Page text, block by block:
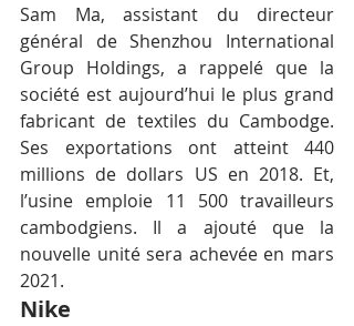
Sam Ma, assistant du directeur
général de Shenzhou International
Group Holdings, a rappelé que la
société est aujourd’hui le plus grand
fabricant de textiles du Cambodge.
Ses exportations ont atteint 440
millions de dollars US en 2018. Et,
l’usine emploie 11 500 travailleurs
cambodgiens. Il a ajouté que la
nouvelle unité sera achevée en mars
2021.
Nike